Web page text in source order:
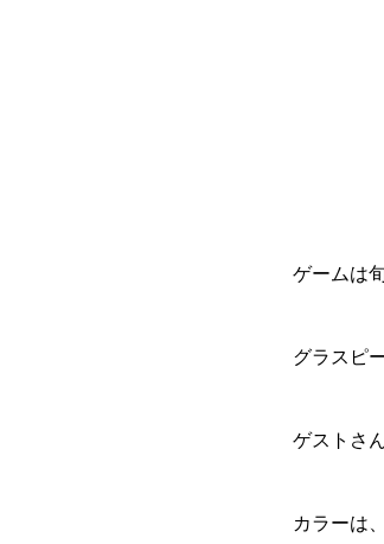
ゲームは
グラスピ
ゲストさ
カラーは